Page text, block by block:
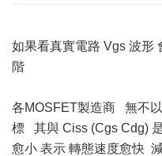
如果看真實電路 Vgs 波形
階
各MOSFET製造商 無不
標 其與 Ciss (Cgs Cdg)
愈小 表示 轉態速度愈快